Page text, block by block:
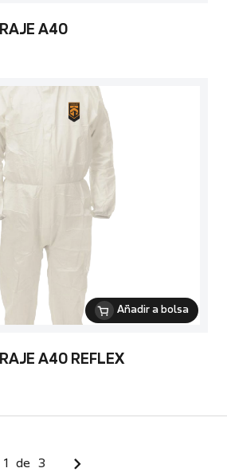
A40
Añadir a bolsa
A40 REFLEX
1 de 3